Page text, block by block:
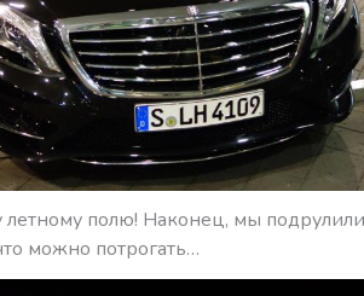
полю! Наконец, мы
можно потрогать…